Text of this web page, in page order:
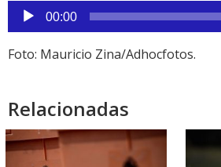
Reproductor
de
audio
00:00
Foto: Mauricio Zina/Adhocfotos.
Relacionadas